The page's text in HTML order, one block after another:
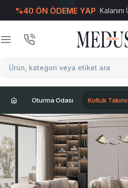
%40 ÖN ÖDEME YAP
Oturma Odası Koltuk Takımı
T-Soft E-Ticaret Sistemleriyle